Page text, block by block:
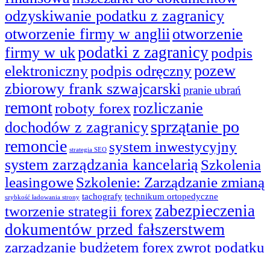
odzyskiwanie podatku z zagranicy
otworzenie firmy w angliiotworzenie
firmy w ukpodatki z zagranicypodpis
elektronicznypodpis odręcznypozew
zbiorowy frank szwajcarskipranie ubrań
remontroboty forexrozliczanie
dochodów z zagranicysprzątanie po
remoncie strategia SEO system inwestycyjny
system zarządzania kancelariąSzkolenia
leasingoweSzkolenie: Zarządzanie zmianą
szybkość ładowania strony tachografy technikum ortopedyczne
tworzenie strategii forexzabezpieczenia
dokumentów przed fałszerstwem
zarządzanie budżetem forex zwrot podatku